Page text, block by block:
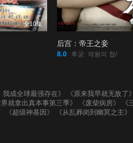
全10集
后宫：帝王之妾
8.0 후궁: 제왕의 첩/
我成全球最强存在》 《原来我早就无敌了》
就拿出真本事第三季》 《废柴病房》
《
《超级神基因》 《从乱葬岗到幽冥之主》